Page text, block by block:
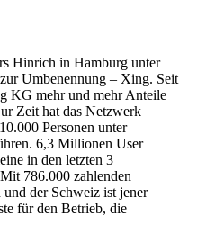
Hinrich in Hamburg unter
Umbenennung – Xing. Seit
KG mehr und mehr Anteile
Zeit hat das Netzwerk
Personen unter
6,3 Millionen User
in den letzten 3
786.000 zahlenden
der Schweiz ist jener
für den Betrieb, die